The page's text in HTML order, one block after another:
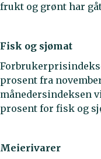
frukt og grønt har
Fisk og sjømat
prosent fra
månedersindeksen
prosent for fisk og
Meierivarer